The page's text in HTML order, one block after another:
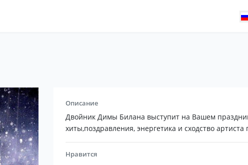
Описание
Двойник Димы Билана выступит на Вашем
хиты,поздравления, энергетика и сходство
Нравится